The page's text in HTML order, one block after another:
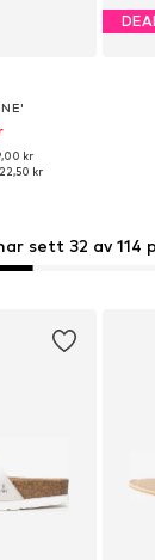
kr
kr
sett 32 av 114